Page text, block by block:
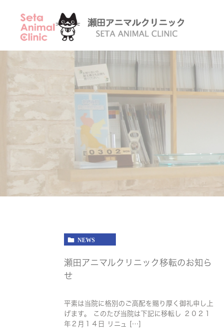
NEWS
瀬田アニマルクリニック移転のお知ら
せ
平素は当院に格別のご高配を賜り厚く御礼申し上
げます。 このたび当院は下記に移転し ２０２１
年２月１４日 リニュ […]